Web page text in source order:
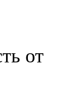
от